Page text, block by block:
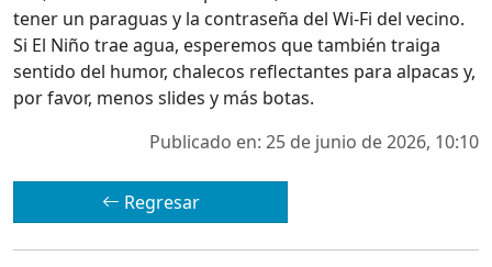
tener un paraguas y la contraseña del Wi‑Fi del vecino.
Si El Niño trae agua, esperemos que también traiga
sentido del humor, chalecos reflectantes para alpacas y,
por favor, menos slides y más botas.
Publicado en: 25 de junio de 2026, 10:10
Regresar